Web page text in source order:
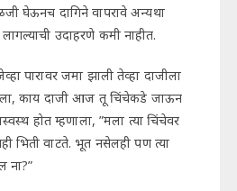
घेऊनच दागिने वापरावे अन्यथा
उदाहरणे कमी नाहीत.
पारावर जमा झाली तेव्हा दाजीला
काय दाजी आज तू चिंचेकडे जाऊन
होत म्हणाला, ”मला त्या चिंचेवर
भिती वाटते. भूत नसेलही पण त्या
ना?”